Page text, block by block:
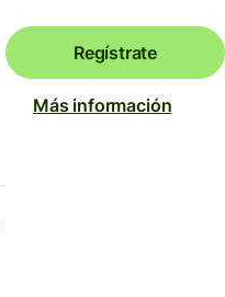
Regístrate
Más información